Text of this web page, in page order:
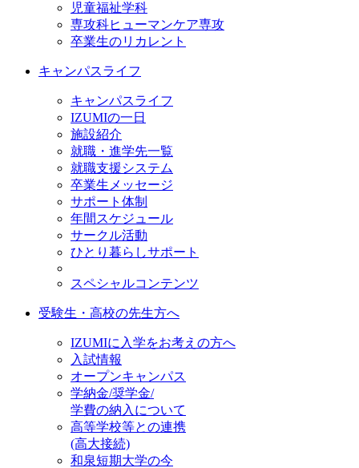
児童福祉学科
専攻科ヒューマンケア専攻
卒業生のリカレント
キャンパスライフ
キャンパスライフ
IZUMIの一日
施設紹介
就職・進学先一覧
就職支援システム
卒業生メッセージ
サポート体制
年間スケジュール
サークル活動
ひとり暮らしサポート
スペシャルコンテンツ
受験生・高校の先生方へ
IZUMIに入学をお考えの方へ
入試情報
オープンキャンパス
学納金/奨学金/
学費の納入について
高等学校等との連携
(高大接続)
和泉短期大学の今